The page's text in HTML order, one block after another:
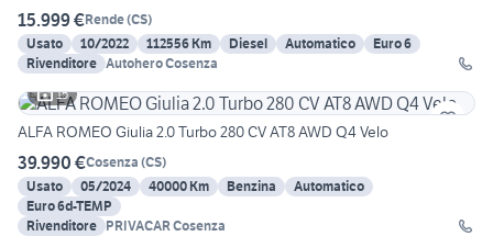
15.999 €Rende(CS)
Usato
10/2022 112556 Km Diesel Automatico
Euro 6
Rivenditore Autohero Cosenza
15
ALFA ROMEO Giulia 2.0 Turbo 280 CV AT8 AWD Q4 Velo
39.990 €Cosenza (CS)
Usato
05/2024 40000 Km Benzina
Automatico
Euro 6d-TEMP
Rivenditore PRIVACAR Cosenza